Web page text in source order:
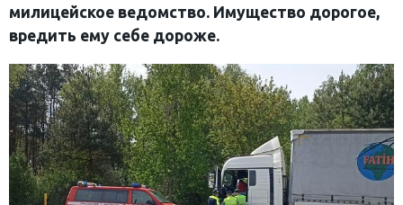
милицейское ведомство. Имущество дорогое,
вредить ему себе дороже.